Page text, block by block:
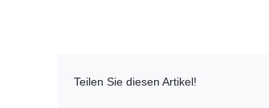
Teilen Sie diesen Artikel!